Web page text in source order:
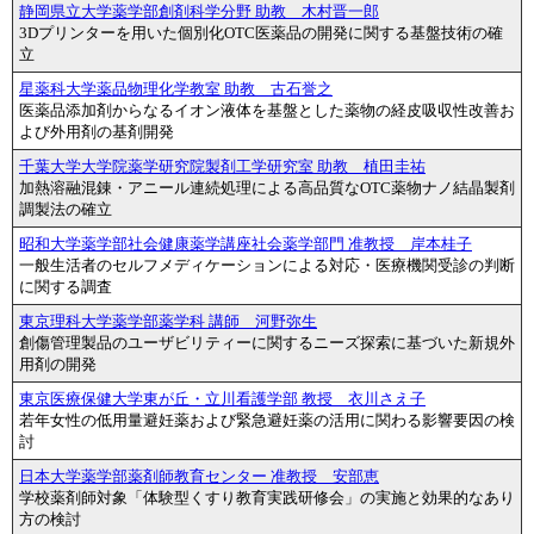
静岡県立大学薬学部創剤科学分野 助教 木村晋一郎
3Dプリンターを用いた個別化OTC医薬品の開発に関する基盤技術の確
立
星薬科大学薬品物理化学教室 助教 古石誉之
医薬品添加剤からなるイオン液体を基盤とした薬物の経皮吸収性改善お
よび外用剤の基剤開発
千葉大学大学院薬学研究院製剤工学研究室 助教 植田圭祐
加熱溶融混錬・アニール連続処理による高品質なOTC薬物ナノ結晶製剤
調製法の確立
昭和大学薬学部社会健康薬学講座社会薬学部門 准教授 岸本桂子
一般生活者のセルフメディケーションによる対応・医療機関受診の判断
に関する調査
東京理科大学薬学部薬学科 講師 河野弥生
創傷管理製品のユーザビリティーに関するニーズ探索に基づいた新規外
用剤の開発
東京医療保健大学東が丘・立川看護学部 教授 衣川さえ子
若年女性の低用量避妊薬および緊急避妊薬の活用に関わる影響要因の検
討
日本大学薬学部薬剤師教育センター 准教授 安部恵
学校薬剤師対象「体験型くすり教育実践研修会」の実施と効果的なあり
方の検討